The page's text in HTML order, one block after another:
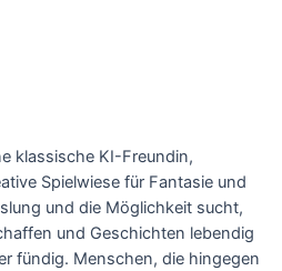
klassische KI-Freundin,
Spielwiese für Fantasie und
und die Möglichkeit sucht,
und Geschichten lebendig
fündig. Menschen, die hingegen